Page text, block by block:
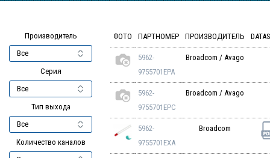
Производитель
Серия
Тип выхода
Количество каналов
ФОТО ПАРТНОМЕР ПРОИЗВОДИТЕЛЬ
5962-
9755701EPA
Broadcom / Avago
5962-
9755701EPC
Broadcom / Avago
5962-
9755701EXA
Broadcom